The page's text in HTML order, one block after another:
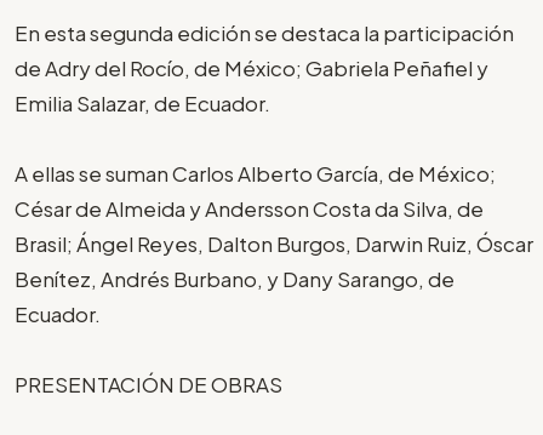
En esta segunda edición se destaca la participación
de Adry del Rocío, de México; Gabriela Peñafiel y
Emilia Salazar, de Ecuador.
A ellas se suman Carlos Alberto García, de México;
César de Almeida y Andersson Costa da Silva, de
Brasil; Ángel Reyes, Dalton Burgos, Darwin Ruiz, Óscar
Benítez, Andrés Burbano, y Dany Sarango, de
Ecuador.
PRESENTACIÓN DE OBRAS